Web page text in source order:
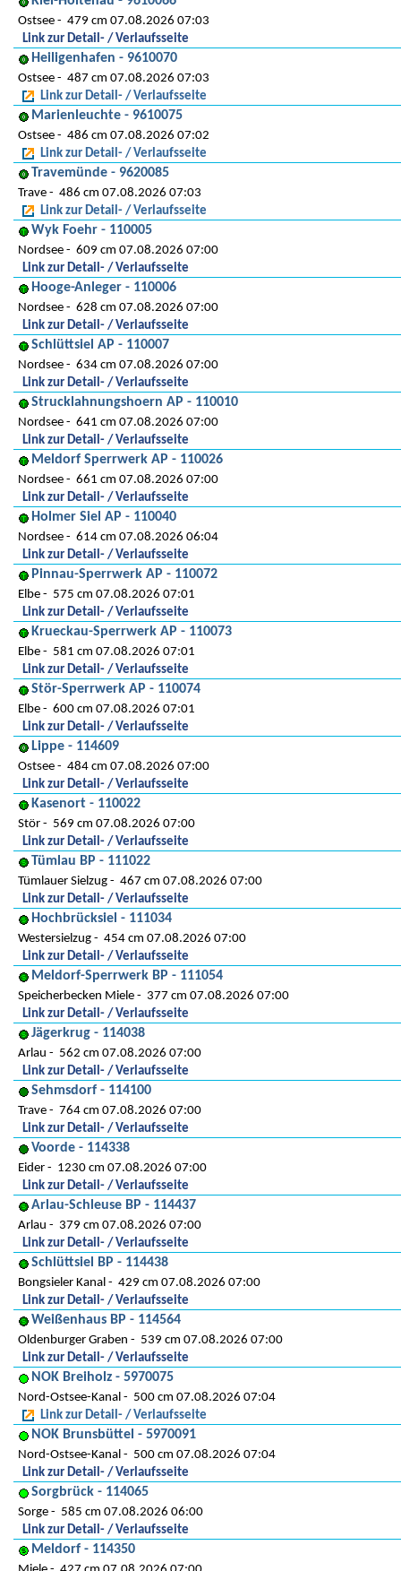
Ostsee
479 cm 07.08.2026 07:03
Link zur Detail- / Verlaufsseite
Heiligenhafen - 9610070
Ostsee
487 cm 07.08.2026 07:03
Link zur Detail- / Verlaufsseite
Marienleuchte - 9610075
Ostsee
486 cm 07.08.2026 07:02
Link zur Detail- / Verlaufsseite
Travemünde - 9620085
Trave
486 cm 07.08.2026 07:03
Link zur Detail- / Verlaufsseite
Wyk Foehr - 110005
Nordsee
609 cm 07.08.2026 07:00
Link zur Detail- / Verlaufsseite
Hooge-Anleger - 110006
Nordsee
628 cm 07.08.2026 07:00
Link zur Detail- / Verlaufsseite
Schlüttsiel AP - 110007
Nordsee
634 cm 07.08.2026 07:00
Link zur Detail- / Verlaufsseite
Strucklahnungshoern AP - 110010
Nordsee
641 cm 07.08.2026 07:00
Link zur Detail- / Verlaufsseite
Meldorf Sperrwerk AP - 110026
Nordsee
661 cm 07.08.2026 07:00
Link zur Detail- / Verlaufsseite
Holmer Siel AP - 110040
Nordsee
614 cm 07.08.2026 06:04
Link zur Detail- / Verlaufsseite
Pinnau-Sperrwerk AP - 110072
Elbe
575 cm 07.08.2026 07:01
Link zur Detail- / Verlaufsseite
Krueckau-Sperrwerk AP - 110073
Elbe
581 cm 07.08.2026 07:01
Link zur Detail- / Verlaufsseite
Stör-Sperrwerk AP - 110074
Elbe
600 cm 07.08.2026 07:01
Link zur Detail- / Verlaufsseite
Lippe - 114609
Ostsee
484 cm 07.08.2026 07:00
Link zur Detail- / Verlaufsseite
Kasenort - 110022
Stör
569 cm 07.08.2026 07:00
Link zur Detail- / Verlaufsseite
Tümlau BP - 111022
Tümlauer Sielzug
467 cm 07.08.2026 07:00
Link zur Detail- / Verlaufsseite
Hochbrücksiel - 111034
Westersielzug
454 cm 07.08.2026 07:00
Link zur Detail- / Verlaufsseite
Meldorf-Sperrwerk BP - 111054
Speicherbecken Miele
377 cm 07.08.2026 07:00
Link zur Detail- / Verlaufsseite
Jägerkrug - 114038
Arlau
562 cm 07.08.2026 07:00
Link zur Detail- / Verlaufsseite
Sehmsdorf - 114100
Trave
764 cm 07.08.2026 07:00
Link zur Detail- / Verlaufsseite
Voorde - 114338
Eider
1230 cm 07.08.2026 07:00
Link zur Detail- / Verlaufsseite
Arlau-Schleuse BP - 114437
Arlau
379 cm 07.08.2026 07:00
Link zur Detail- / Verlaufsseite
Schlüttsiel BP - 114438
Bongsieler Kanal
429 cm 07.08.2026 07:00
Link zur Detail- / Verlaufsseite
Weißenhaus BP - 114564
Oldenburger Graben
539 cm 07.08.2026 07:00
Link zur Detail- / Verlaufsseite
NOK Breiholz - 5970075
Nord-Ostsee-Kanal
500 cm 07.08.2026 07:04
Link zur Detail- / Verlaufsseite
NOK Brunsbüttel - 5970091
Nord-Ostsee-Kanal
500 cm 07.08.2026 07:04
Link zur Detail- / Verlaufsseite
Sorgbrück - 114065
Sorge
585 cm 07.08.2026 06:00
Link zur Detail- / Verlaufsseite
Meldorf - 114350